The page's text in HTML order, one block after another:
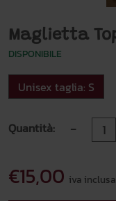
Maglietta
DISPONIBILE
Unisex taglia: S
Quantità: -
€15,00 iva inclusa